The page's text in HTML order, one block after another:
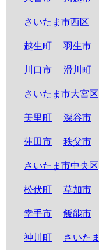
さいたま市西区
越生町 羽生市
川口市 滑川町
さいたま市大宮区
美里町 深谷市
蓮田市 秩父市
さいたま市中央区
松伏町 草加市
幸手市 飯能市
神川町 さいた